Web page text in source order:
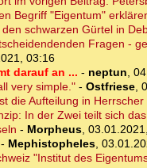
Begriff "Eigentum"
schwarzen Gürtel in
Fragen -
03:16
darauf an ... - neptun,
very simple."- Ostfriese,
die Aufteilung in
In der Zwei teilt sich
- Morpheus,
- Mephistopheles,
"Institut des